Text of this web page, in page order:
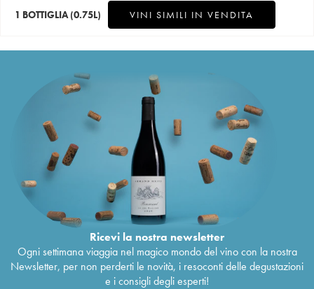
1 BOTTIGLIA (0.75L) VINI SIMILI IN VENDITA
Ricevi la nostra newsletter
Ogni settimana viaggia nel magico mondo del vino con la nostra
Newsletter, per non perderti le novità, i resoconti delle degustazioni
e i consigli degli esperti!